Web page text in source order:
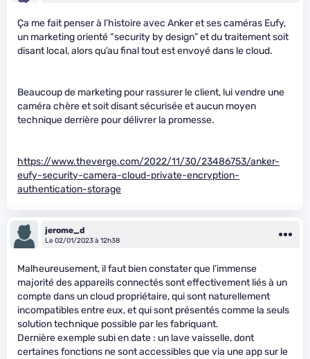
Ça me fait penser à l’histoire avec Anker et ses caméras Eufy,
un marketing orienté “security by design” et du traitement soit
disant local, alors qu’au final tout est envoyé dans le cloud.
Beaucoup de marketing pour rassurer le client, lui vendre une
caméra chère et soit disant sécurisée et aucun moyen
technique derrière pour délivrer la promesse.
https://www.theverge.com/2022/11/30/23486753/anker-
eufy-security-camera-cloud-private-encryption-
authentication-storage
jerome_d
Le 02/01/2023 à 12h38
Malheureusement, il faut bien constater que l’immense
majorité des appareils connectés sont effectivement liés à un
compte dans un cloud propriétaire, qui sont naturellement
incompatibles entre eux, et qui sont présentés comme la seuls
solution technique possible par les fabriquant.
Dernière exemple subi en date : un lave vaisselle, dont
certaines fonctions ne sont accessibles que via une app sur le